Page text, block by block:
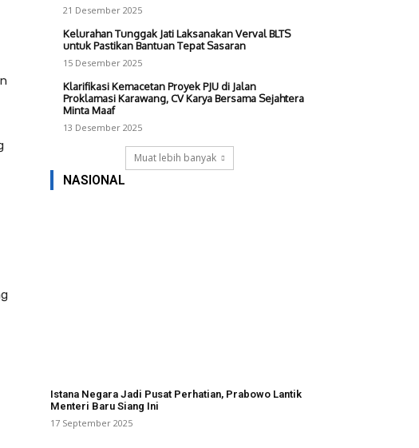
21 Desember 2025
Kelurahan Tunggak Jati Laksanakan Verval BLTS
untuk Pastikan Bantuan Tepat Sasaran
15 Desember 2025
Klarifikasi Kemacetan Proyek PJU di Jalan
Proklamasi Karawang, CV Karya Bersama Sejahtera
Minta Maaf
13 Desember 2025
Muat lebih banyak
NASIONAL
Istana Negara Jadi Pusat Perhatian, Prabowo Lantik
Menteri Baru Siang Ini
17 September 2025